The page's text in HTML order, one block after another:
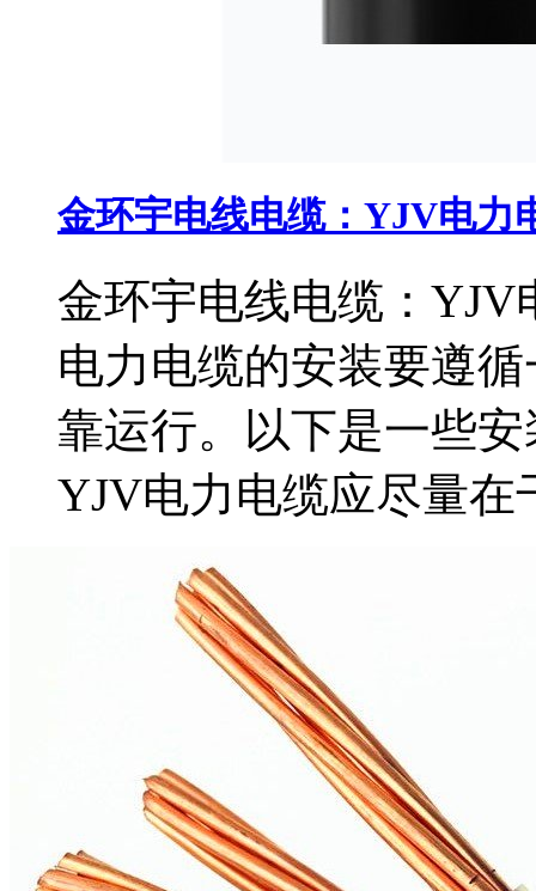
金环宇电线电缆：YJV电力
金环宇电线电缆：
电力电缆的安装要遵
靠运行。以下是一些
YJV电力电缆应尽量在